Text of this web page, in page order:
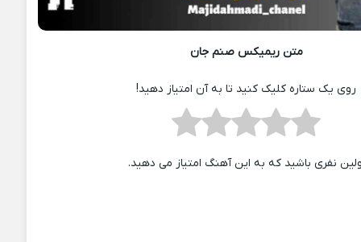
متن ریمیکس صنم جان
روی یک ستاره کلیک کنید تا به آن امتیاز دهید!
نفری باشید که به این آهنگ امتیاز می دهید.